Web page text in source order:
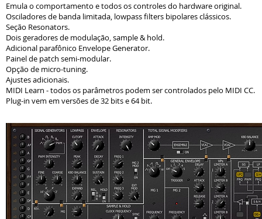
Emula o comportamento e todos os controles do hardware original.
Osciladores de banda limitada, lowpass filters bipolares clássicos.
Seção Resonators.
Dois geradores de modulação, sample & hold.
Adicional parafônico Envelope Generator.
Painel de patch semi-modular.
Opção de micro-tuning.
Ajustes adicionais.
MIDI Learn - todos os parâmetros podem ser controlados pelo MIDI CC.
Plug-in vem em versões de 32 bits e 64 bit.